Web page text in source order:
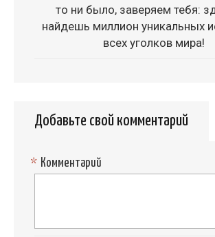
то ни было, заверяем тебя:
найдешь миллион уникальных
всех уголков мира!
Добавьте свой комментарий
Комментарий
*